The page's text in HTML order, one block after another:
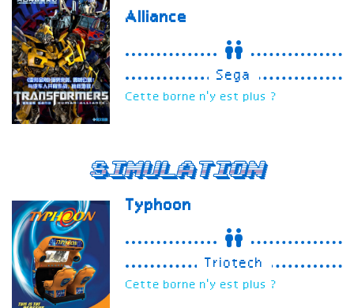
Alliance
Sega
Cette borne n'y est plus ?
Simulation
Typhoon
Triotech
Cette borne n'y est plus ?